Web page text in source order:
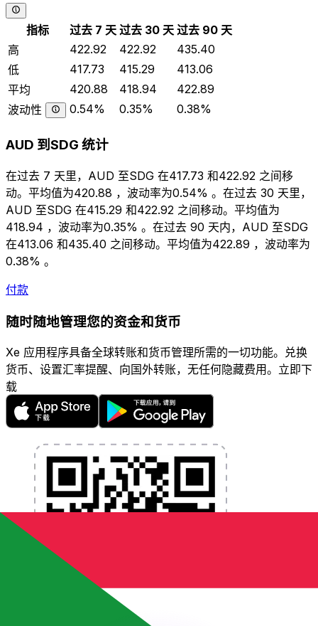
指标 过去 7 天 过去 30 天 过去 90 天
高
422.92 422.92
435.40
低
417.73 415.29
413.06
平均
420.88 418.94
422.89
波动性
0.54% 0.35% 0.38%
AUD 到SDG 统计
在过去 7 天里，AUD 至SDG 在417.73 和422.92 之间移
动。平均值为420.88 ，波动率为0.54% 。在过去 30 天里，
AUD 至SDG 在415.29 和422.92 之间移动。平均值为
418.94 ，波动率为0.35% 。在过去 90 天内，AUD 至SDG
在413.06 和435.40 之间移动。平均值为422.89 ，波动率为
0.38% 。
付款
随时随地管理您的资金和货币
Xe 应用程序具备全球转账和货币管理所需的一切功能。兑换
货币、设置汇率提醒、向国外转账，无任何隐藏费用。立即下
载